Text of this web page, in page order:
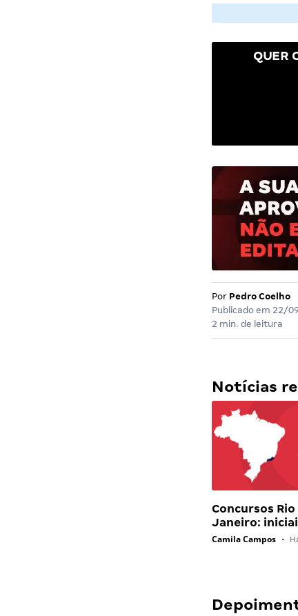
QUER
Por Pedro Coelho
Publicado em 22/
2 min. de leitura
Notícias
Concursos Rio
Janeiro:
Camila Campos •